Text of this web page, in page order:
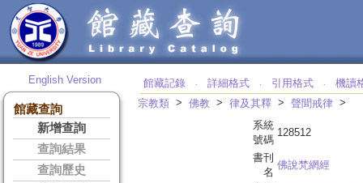
English Version
館藏查詢
新增查詢
查詢結果
查詢歷史
館藏記錄 ‧ 詳細格式 ‧ 引用格式 ‧
機讀
宗教類 > 佛教 > 律及其釋 > 聲聞戒律 >
系統
號碼
128512
書刊
名
佛說梵網經